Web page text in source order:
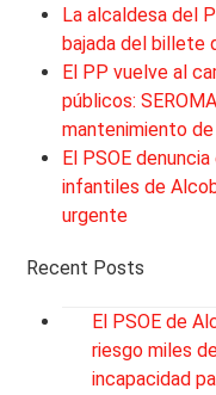
La alcaldesa del
bajada del billete
El PP vuelve al
públicos:
mantenimiento
El PSOE
infantiles de
urgente
Recent Posts
El PSOE de
riesgo miles
incapacidad